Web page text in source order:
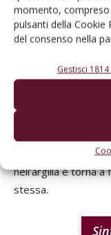
momento,
pulsanti della Cookie
del consenso nella
Gestisci
L'etichettatura firmata
del Primo d'Anfora di Argillae
«Ciascuno dei
zona – precisa
fermentando e
porta il concetto di
chiudendo
nell’argilla e torna
stessa.